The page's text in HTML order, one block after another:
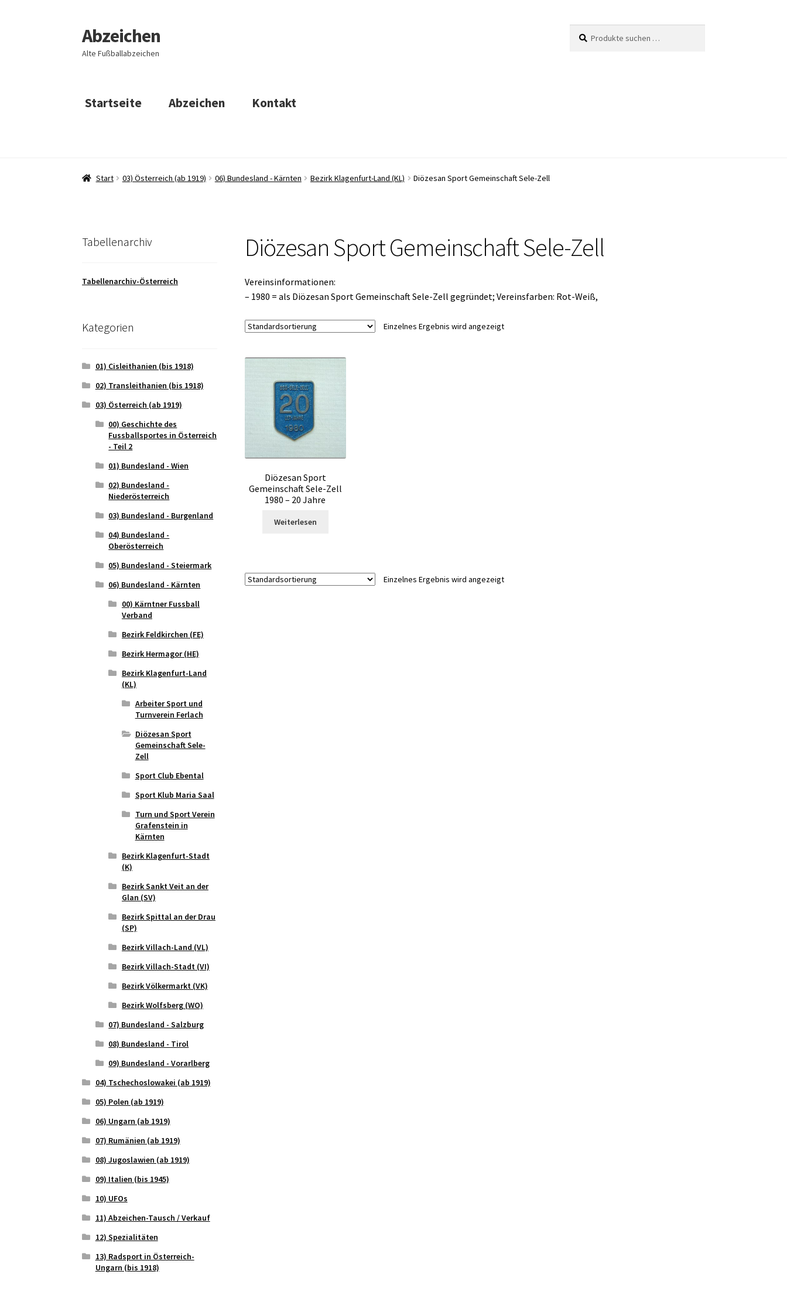
Zur
Navigation
springen
Zum
Inhalt
springen
Abzeichen
Alte Fußballabzeichen
nach:
Startseite Abzeichen Kontakt
Start 03) Österreich (ab 1919) 06) Bundesland - Kärnten Bezirk Klagenfurt-Land (KL) Diözesan Sport Gemeinschaft Sele-Zell
Diözesan Sport Gemeinschaft Sele-Zell
Vereinsinformationen:
– 1980 = als Diözesan Sport Gemeinschaft Sele-Zell gegründet; Vereinsfarben: Rot-Weiß,
Einzelnes Ergebnis wird angezeigt
Diözesan Sport
Gemeinschaft Sele-Zell
1980 – 20 Jahre
Weiterlesen
Einzelnes Ergebnis wird angezeigt
Tabellenarchiv
Tabellenarchiv-Österreich
Kategorien
01) Cisleithanien (bis 1918)
02) Transleithanien (bis 1918)
03) Österreich (ab 1919)
00) Geschichte des
Fussballsportes in Österreich
- Teil 2
01) Bundesland - Wien
02) Bundesland -
Niederösterreich
03) Bundesland - Burgenland
04) Bundesland -
Oberösterreich
05) Bundesland - Steiermark
06) Bundesland - Kärnten
00) Kärntner Fussball
Verband
Bezirk Feldkirchen (FE)
Bezirk Hermagor (HE)
Bezirk Klagenfurt-Land
(KL)
Arbeiter Sport und
Turnverein Ferlach
Diözesan Sport
Gemeinschaft Sele-
Zell
Sport Club Ebental
Sport Klub Maria Saal
Turn und Sport Verein
Grafenstein in
Kärnten
Bezirk Klagenfurt-Stadt
(K)
Bezirk Sankt Veit an der
Glan (SV)
Bezirk Spittal an der Drau
(SP)
Bezirk Villach-Land (VL)
Bezirk Villach-Stadt (VI)
Bezirk Völkermarkt (VK)
Bezirk Wolfsberg (WO)
07) Bundesland - Salzburg
08) Bundesland - Tirol
09) Bundesland - Vorarlberg
04) Tschechoslowakei (ab 1919)
05) Polen (ab 1919)
06) Ungarn (ab 1919)
07) Rumänien (ab 1919)
08) Jugoslawien (ab 1919)
09) Italien (bis 1945)
10) UFOs
11) Abzeichen-Tausch / Verkauf
12) Spezialitäten
13) Radsport in Österreich-
Ungarn (bis 1918)